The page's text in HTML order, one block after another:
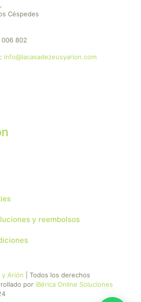
Céspedes
802
info@lacasadezeusyarion.com
y reembolsos
y Arión | Todos los derechos
por iBérica Online Soluciones